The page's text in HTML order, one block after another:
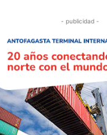
- publicidad -